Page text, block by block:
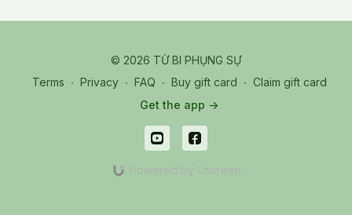
© 2026 TỪ BI PHỤNG SỰ
Terms ∙ Privacy ∙ FAQ ∙ Buy gift card ∙ Claim gift card
Get the app ->
Powered by Uscreen